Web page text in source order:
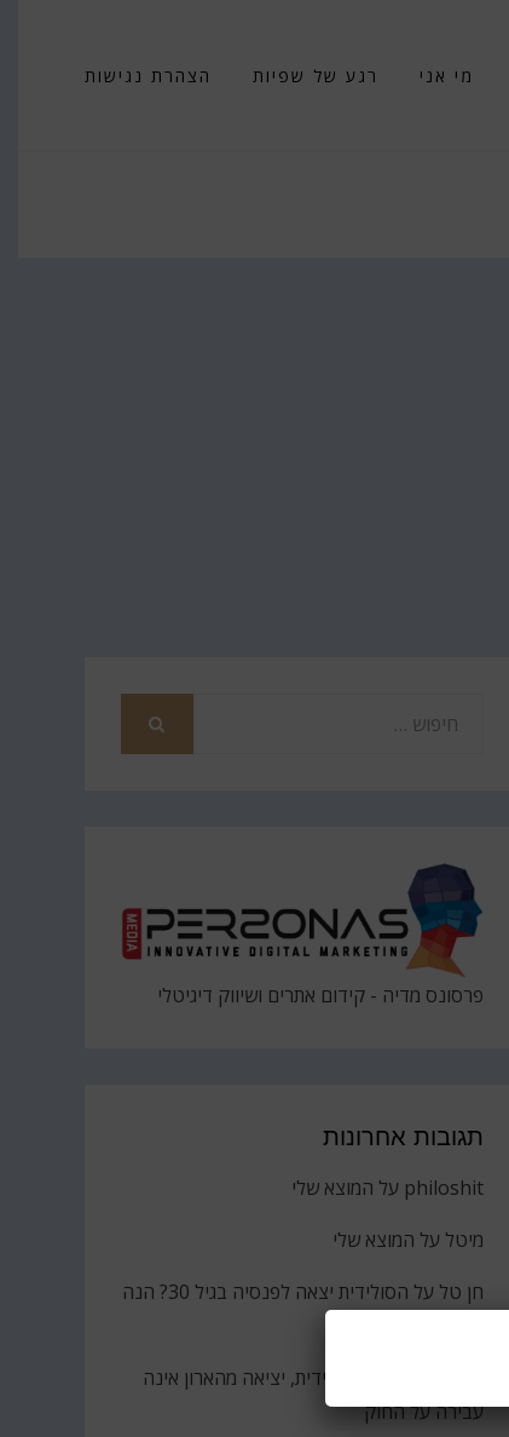
מי אני רגע של שפיות הצהרת נגישות
פרסונס מדיה - קידום אתרים ושיווק דיגיטלי
תגובות אחרונות
philoshit על המוצא שלי
מיטל על המוצא שלי
חן טל על
הסולידית יצאה לפנסיה בגיל 30? הנה
גבירתי הסולידית, יציאה מהארון אינה
עבירה על החוק